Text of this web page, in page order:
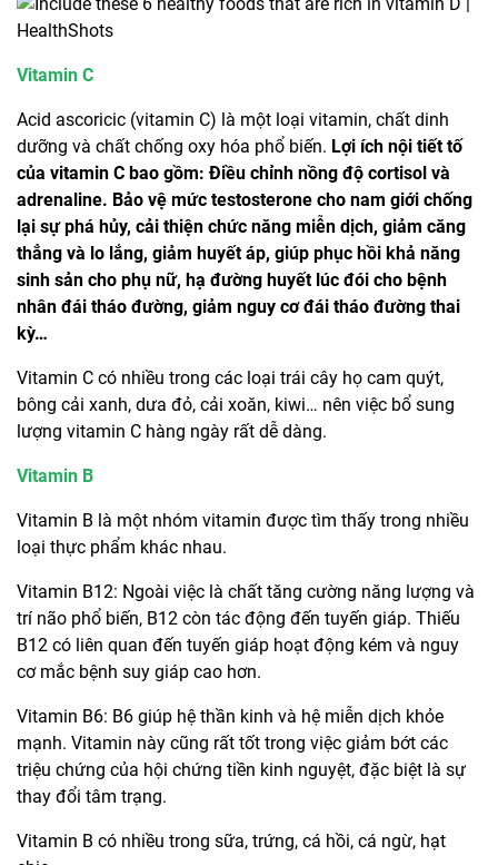
Vitamin C
Acid ascoricic (vitamin C) là một loại vitamin, chất dinh
dưỡng và chất chống oxy hóa phổ biến. Lợi ích nội tiết tố
của vitamin C bao gồm: Điều chỉnh nồng độ cortisol và
adrenaline. Bảo vệ mức testosterone cho nam giới chống
lại sự phá hủy, cải thiện chức năng miễn dịch, giảm căng
thẳng và lo lắng, giảm huyết áp, giúp phục hồi khả năng
sinh sản cho phụ nữ, hạ đường huyết lúc đói cho bệnh
nhân đái tháo đường, giảm nguy cơ đái tháo đường thai
kỳ…
Vitamin C có nhiều trong các loại trái cây họ cam quýt,
bông cải xanh, dưa đỏ, cải xoăn, kiwi… nên việc bổ sung
lượng vitamin C hàng ngày rất dễ dàng.
Vitamin B
Vitamin B là một nhóm vitamin được tìm thấy trong nhiều
loại thực phẩm khác nhau.
Vitamin B12: Ngoài việc là chất tăng cường năng lượng và
trí não phổ biến, B12 còn tác động đến tuyến giáp. Thiếu
B12 có liên quan đến tuyến giáp hoạt động kém và nguy
cơ mắc bệnh suy giáp cao hơn.
Vitamin B6: B6 giúp hệ thần kinh và hệ miễn dịch khỏe
mạnh. Vitamin này cũng rất tốt trong việc giảm bớt các
triệu chứng của hội chứng tiền kinh nguyệt, đặc biệt là sự
thay đổi tâm trạng.
Vitamin B có nhiều trong sữa, trứng, cá hồi, cá ngừ, hạt